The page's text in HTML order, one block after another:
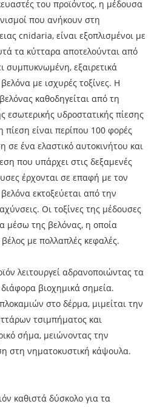
του προϊόντος, η μέδουσα
που ανήκουν στη
cnidaria, είναι εξοπλισμένοι με
τα κύτταρα αποτελούνται από
συμπυκνωμένη, εξαιρετικά
με ισχυρές τοξίνες. Η
καθοδηγείται από τη
υδροστατικής πίεσης
είναι περίπου 100 φορές
σε ένα ελαστικό αυτοκινήτου και
που υπάρχει στις δεξαμενές
έρχονται σε επαφή με τον
εκτοξεύεται από την
Οι τοξίνες της μέδουσες
μέσω της βελόνας, η οποία
με πολλαπλές κεφαλές.
λειτουργεί αδρανοποιώντας τα
βιοχημικά σημεία.
στο δέρμα, μιμείται την
τσιμπήματος και
σήμα, μειώνοντας την
στη νηματοκυστική κάψουλα.
καθιστά δύσκολο για τα